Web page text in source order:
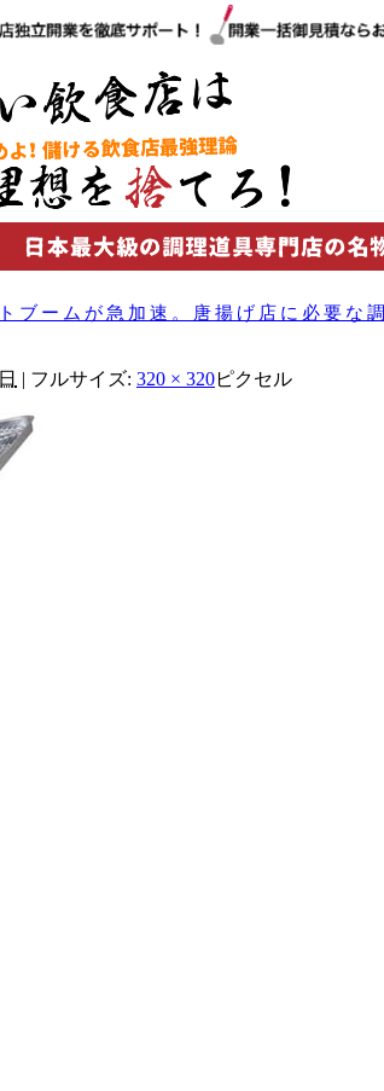
ブームが急加速。唐揚げ店に必要な
| フルサイズ: 320 × 320ピクセル